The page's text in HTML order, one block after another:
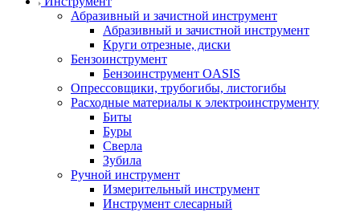
Абразивный и зачистной инструмент
Абразивный и зачистной инструмент
Круги отрезные, диски
Бензоинструмент
Бензоинструмент OASIS
Опрессовщики, трубогибы, листогибы
Расходные материалы к электроинструменту
Биты
Буры
Сверла
Зубила
Ручной инструмент
Измерительный инструмент
Инструмент слесарный